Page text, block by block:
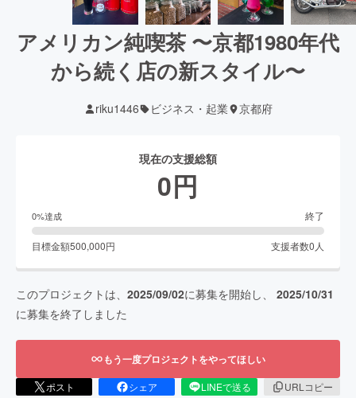
アメリカン純喫茶 〜京都1980年代
から続く店の新スタイル〜
riku1446 ビジネス・起業 京都府
現在の支援総額
0円
0%達成 終了
目標金額500,000円 支援者数0 人
このプロジェクトは、 2025/09/02に募集を開始し、 2025/10/31
に募集を終了しました
もう一度プロジェクトをやってほしい
ポスト シェア LINEで送る
URLコピー